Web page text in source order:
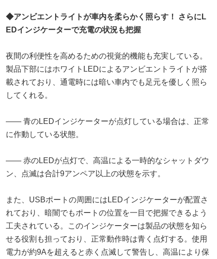
◆アンビエントライトが車内を柔らかく照らす！ さらにL
EDインジケーターで充電の状況も把握
夜間の利便性を高めるための視覚的機能も充実している。
製品下部にはホワイトLEDによるアンビエントライトが搭
載されており、通電時には暗い車内でも足元を優しく照ら
してくれる。
―― 青のLEDインジケーターが点灯している場合は、正常
に作動している状態。
―― 赤のLEDが点灯で、高温による一時的なシャットダウ
ン、点滅は合計9アンペア以上の状態を示す。
また、USBポートの周囲にはLEDインジケーターが配置さ
れており、暗闇でもポートの位置を一目で把握できるよう
工夫されている。このインジケーターは製品の状態を知ら
せる役割も担っており、正常動作時は青く点灯する。使用
電力が約9Aを超えると赤く点滅して警告し、高温により保